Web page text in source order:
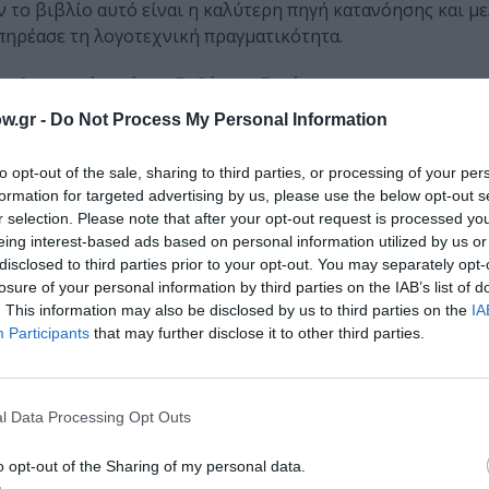
- Do Not Process My Personal Information
opt-out of the sale, sharing to third parties, or processing of your
for targeted advertising by us, please use the below opt-out
selection. Please note that after your opt-out request is processed
interest-based ads based on personal information utilized by us
to third parties prior to your opt-out. You may separately
of your personal information by third parties on the IAB’s list of
This information may also be disclosed by us to third parties on the
Participants that may further disclose it to other third parties.
Data Processing Opt Outs
opt-out of the Sharing of my personal data.
βιβλίο αυτό είναι η καλύτερη πηγή κατανόησης και
τη λογοτεχνική πραγματικότητα.
από τις Εκδόσεις Εστία.
πρώτοι όλες τις ειδήσεις
στοCulturenow.gr
και τον Πολιτισμό!